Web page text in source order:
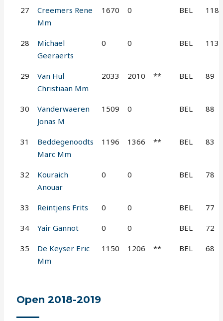
27
Creemers Rene
Mm
1670 0 BEL 118
28
Michael
Geeraerts
0 0 BEL 113
29
Van Hul
Christiaan Mm
2033 2010 ** BEL 89
30
Vanderwaeren
Jonas M
1509 0 BEL 88
31
Beddegenoodts
Marc Mm
1196 1366 ** BEL 83
32
Kouraich
Anouar
0 0 BEL 78
33 Reintjens Frits 0 0 BEL 77
34 Yair Gannot 0 0 BEL 72
35
De Keyser Eric
Mm
1150 1206 ** BEL 68
Open 2018-2019